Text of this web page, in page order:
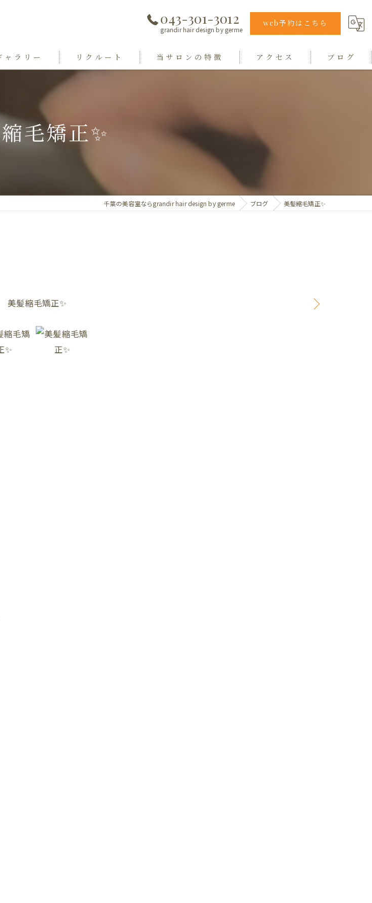
043-301-3012
grandir hair design by germe
web予約はこちら
ャラリー リクルート 当サロンの特徴
縮毛矯正
アクセス ブログ
毛矯正✨️
千葉の美容室ならgrandir hair design by germe ブログ 美髪縮毛矯正✨️